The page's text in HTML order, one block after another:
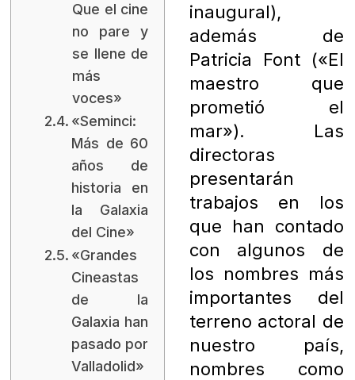
Que el cine
no pare y
se llene de
más
voces»
«Seminci:
Más de 60
años de
historia en
la Galaxia
del Cine»
«Grandes
Cineastas
de la
Galaxia han
pasado por
Valladolid»
inaugural),
además de
Patricia Font («El
maestro que
prometió el
mar»). Las
directoras
presentarán
trabajos en los
que han contado
con algunos de
los nombres más
importantes del
terreno actoral de
nuestro país,
nombres como